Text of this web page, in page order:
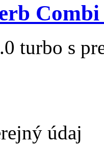
turbo s
údaj